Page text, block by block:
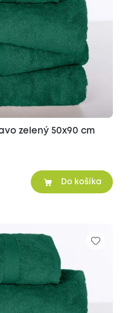
zelený 50x90 cm
Do košíka